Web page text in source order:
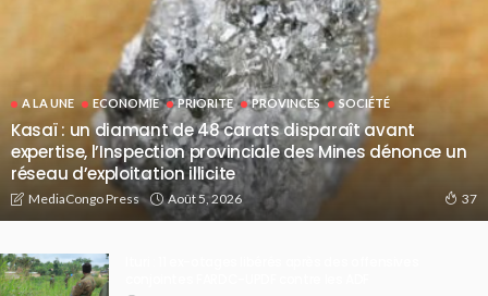
A LA UNE ECONOMIE PRIORITE PROVINCES SOCIÉTÉ
Kasaï : un diamant de 48 carats disparaît avant
expertise, l’Inspection provinciale des Mines dénonce un
réseau d’exploitation illicite
MediaCongo Press Août 5, 2026 37